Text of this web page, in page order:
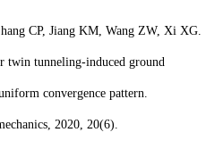
CP, Jiang KM, Wang ZW, Xi XG.
twin tunneling-induced ground
convergence pattern.
2020, 20(6).